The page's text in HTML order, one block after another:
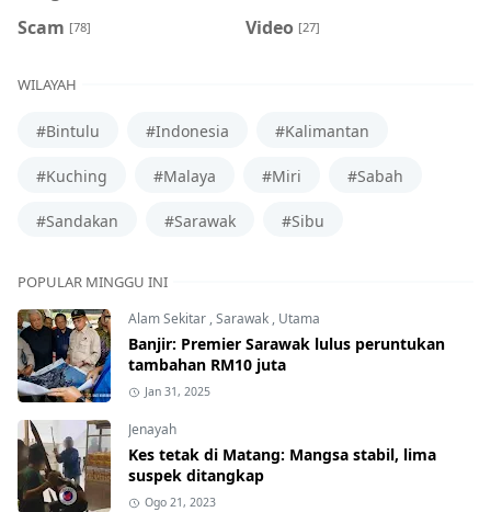
Scam [78] Video [27]
WILAYAH
#Bintulu #Indonesia #Kalimantan
#Kuching #Malaya #Miri #Sabah
#Sandakan #Sarawak #Sibu
POPULAR MINGGU INI
Alam Sekitar,Sarawak, Utama
Banjir: Premier Sarawak lulus peruntukan
tambahan RM10 juta
Jan 31, 2025
Jenayah
Kes tetak di Matang: Mangsa stabil, lima
suspek ditangkap
Ogo 21, 2023